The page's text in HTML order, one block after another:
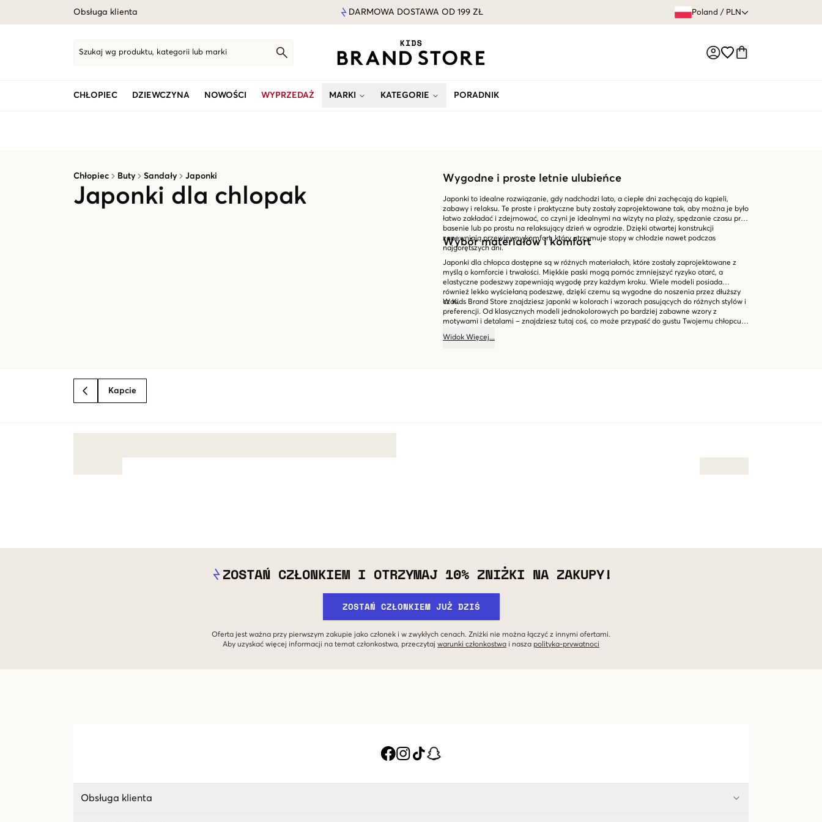
Obsługa klienta DARMOWA DOSTAWA OD 199 ZŁ Poland / PLN
Szukaj wg produktu, kategorii lub marki
CHŁOPIEC DZIEWCZYNA NOWOŚCI WYPRZEDAŻ MARKI KATEGORIE PORADNIK
Chłopiec Buty Sandały Japonki
Japonki dla chlopak
Wygodne i proste letnie ulubieńce
Japonki to idealne rozwiązanie, gdy nadchodzi lato, a ciepłe dni zachęcają do kąpieli,
zabawy i relaksu. Te proste i praktyczne buty zostały zaprojektowane tak, aby można je było
łatwo zakładać i zdejmować, co czyni je idealnymi na wizyty na plaży, spędzanie czasu przy
basenie lub po prostu na relaksujący dzień w ogrodzie. Dzięki otwartej konstrukcji
zapewniają przewiewny komfort, który utrzymuje stopy w chłodzie nawet podczas
najgorętszych dni.
Wybór materiałów i komfort
Japonki dla chłopca dostępne są w różnych materiałach, które zostały zaprojektowane z
myślą o komforcie i trwałości. Miękkie paski mogą pomóc zmniejszyć ryzyko otarć, a
elastyczne podeszwy zapewniają wygodę przy każdym kroku. Wiele modeli posiada
również lekko wyściełaną podeszwę, dzięki czemu są wygodne do noszenia przez dłuższy
czas.
W Kids Brand Store znajdziesz japonki w kolorach i wzorach pasujących do różnych stylów i
preferencji. Od klasycznych modeli jednokolorowych po bardziej zabawne wzory z
motywami i detalami – znajdziesz tutaj coś, co może przypaść do gustu Twojemu chłopcu.
wyskoczenia do ogrodu.
Widok Więcej...
BACK Kapcie
ZOSTAŃ CZŁONKIEM I OTRZYMAJ 10% ZNIŻKI NA ZAKUPY!
ZOSTAŃ CZŁONKIEM JUŻ DZIŚ
Oferta jest ważna przy pierwszym zakupie jako członek i w zwykłych cenach. Zniżki nie można łączyć z innymi ofertami.
Aby uzyskać więcej informacji na temat członkostwa, przeczytaj warunki członkostwa i nasza polityka-prywatnoci
Obsługa klienta